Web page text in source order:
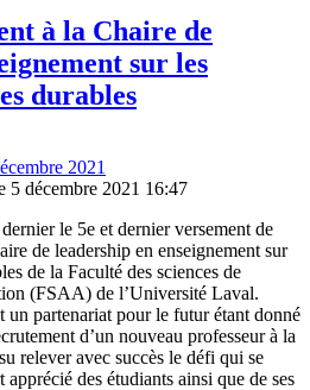
à la Chaire de
sur les
durables
2021
5 décembre 2021 16:47
le 5e et dernier versement de
de leadership en enseignement sur
de la Faculté des sciences de
(FSAA) de l’Université Laval.
partenariat pour le futur étant donné
d’un nouveau professeur à la
relever avec succès le défi qui se
des étudiants ainsi que de ses